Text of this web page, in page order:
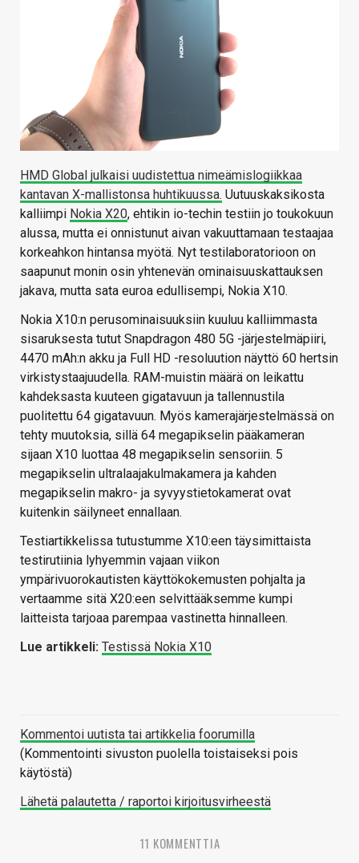
HMD Global julkaisi uudistettua nimeämislogiikkaa
kantavan X-mallistonsa huhtikuussa. Uutuuskaksikosta
kalliimpi Nokia X20, ehtikin io-techin testiin jo toukokuun
alussa, mutta ei onnistunut aivan vakuuttamaan testaajaa
korkeahkon hintansa myötä. Nyt testilaboratorioon on
saapunut monin osin yhtenevän ominaisuuskattauksen
jakava, mutta sata euroa edullisempi, Nokia X10.
Nokia X10:n perusominaisuuksiin kuuluu kalliimmasta
sisaruksesta tutut Snapdragon 480 5G -järjestelmäpiiri,
4470 mAh:n akku ja Full HD -resoluution näyttö 60 hertsin
virkistystaajuudella. RAM-muistin määrä on leikattu
kahdeksasta kuuteen gigatavuun ja tallennustila
puolitettu 64 gigatavuun. Myös kamerajärjestelmässä on
tehty muutoksia, sillä 64 megapikselin pääkameran
sijaan X10 luottaa 48 megapikselin sensoriin. 5
megapikselin ultralaajakulmakamera ja kahden
megapikselin makro- ja syvyystietokamerat ovat
kuitenkin säilyneet ennallaan.
Testiartikkelissa tutustumme X10:een täysimittaista
testirutiinia lyhyemmin vajaan viikon
ympärivuorokautisten käyttökokemusten pohjalta ja
vertaamme sitä X20:een selvittääksemme kumpi
laitteista tarjoaa parempaa vastinetta hinnalleen.
Lue artikkeli: Testissä Nokia X10
Kommentoi uutista tai artikkelia foorumilla
(Kommentointi sivuston puolella toistaiseksi pois
käytöstä)
Lähetä palautetta / raportoi kirjoitusvirheestä
11 KOMMENTTIA